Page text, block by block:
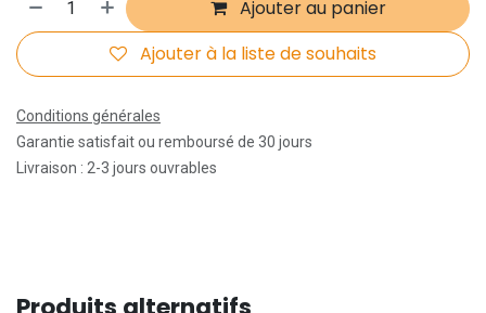
Ajouter au panier
Ajouter à la liste de souhaits
Conditions générales
Garantie satisfait ou remboursé de 30 jours
Livraison : 2-3 jours ouvrables